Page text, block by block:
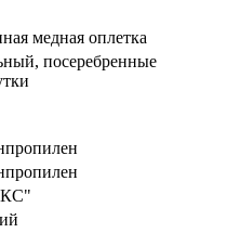
медная оплетка
посеребренные